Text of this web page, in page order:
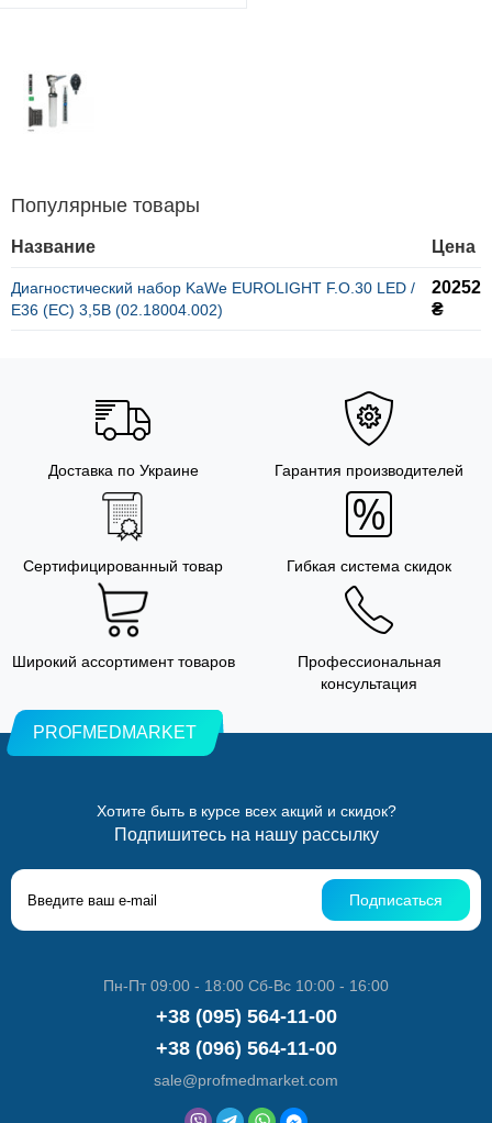
Популярные товары
Название Цена
Диагностический набор KaWe EUROLIGHT F.O.30 LED /
E36 (EС) 3,5В (02.18004.002)
20252
₴
Доставка по Украине Гарантия производителей
Сертифицированный товар Гибкая система скидок
Широкий ассортимент товаров
Профессиональная
консультация
PROFMEDMARKET
Хотите быть в курсе всех акций и скидок?
Подпишитесь на нашу рассылку
Подписаться
Пн-Пт 09:00 - 18:00 Сб-Вс 10:00 - 16:00
+38 (095) 564-11-00
+38 (096) 564-11-00
sale@profmedmarket.com